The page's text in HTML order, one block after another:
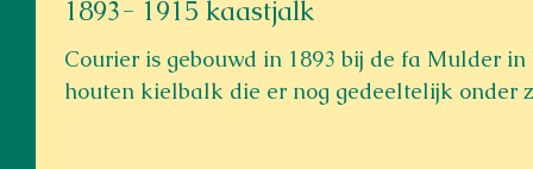
1893- 1915 kaastjalk
Courier is gebouwd in 1893 bij de fa Mulder
houten kielbalk die er nog gedeeltelijk onder